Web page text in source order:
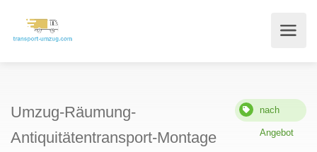
Umzug-Räumung-
Antiquitätentransport-Montage
nach
Angebot